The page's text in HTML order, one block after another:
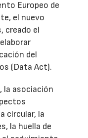
Europeo de
el nuevo
creado el
del
(Data Act).
la asociación
circular, la
la huella de